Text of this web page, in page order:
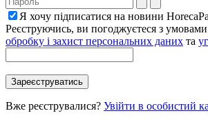
Я хочу підписатися на новини
Реєструючись, ви погоджуєтеся з умовами
обробку і захист персональних даних та
Вже реєструвалися? Увійти в особистий